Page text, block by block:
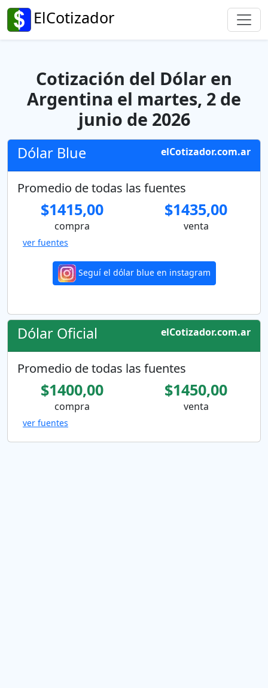
ElCotizador
Cotización del Dólar en
Argentina el martes, 2 de
junio de 2026
Dólar Blue elCotizador.com.ar
Promedio de todas las fuentes
$1415,00
compra
$1435,00
venta
ver fuentes
Seguí el dólar blue en instagram
Dólar Oficial elCotizador.com.ar
Promedio de todas las fuentes
$1400,00
compra
$1450,00
venta
ver fuentes